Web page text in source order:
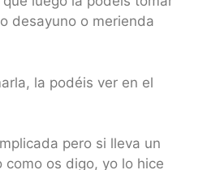
desayuno o merienda
la podéis ver en el
pero si lleva un
como os digo, yo lo hice